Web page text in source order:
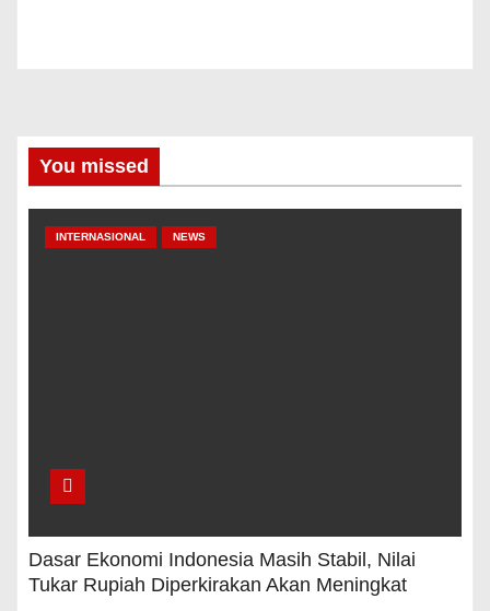
You missed
INTERNASIONAL NEWS
Dasar Ekonomi Indonesia Masih Stabil, Nilai
Tukar Rupiah Diperkirakan Akan Meningkat